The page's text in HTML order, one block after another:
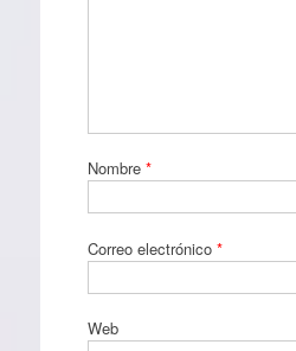
Nombre *
Correo electrónico *
Web